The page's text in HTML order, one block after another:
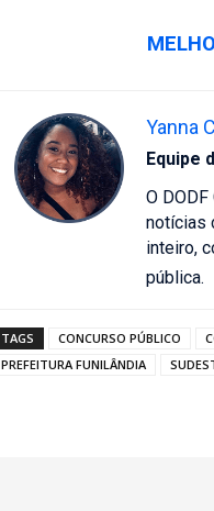
Yanna
Equipe
O
notícias
inteiro,
pública.
TAGS CONCURSO PÚBLICO
PREFEITURA FUNILÂNDIA